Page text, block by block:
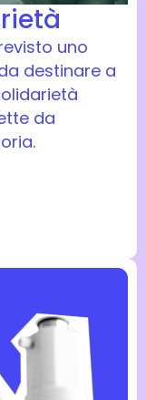
uno
destinare a
da